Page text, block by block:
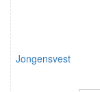
Jongensvest